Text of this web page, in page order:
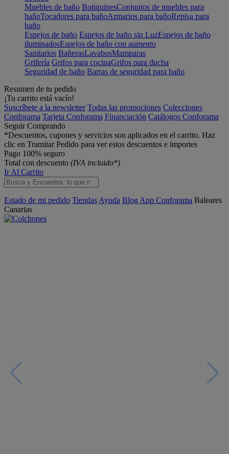
Muebles de baño BotiquinesConjuntos de muebles para
bañoTocadores para bañoArmarios para bañoRepisa para
baño
Espejos de baño Espejos de baño sin LuzEspejos de baño
iluminadosEspejos de baño con aumento
Sanitarios BañerasLavabosMamparas
Grifería Grifos para cocinaGrifos para ducha
Seguridad de baño Barras de seguridad para baño
Resumen de tu pedido
¡Tu carrito está vacío!
Suscríbete a la newsletter Todas las promociones Colecciones
Conforama Tarjeta Conforama Financiación Catálogos Conforama
Seguir Comprando
*Descuentos, cupones y servicios son aplicados en el carrito. Haz
clic en Tramitar Pedido para ver estos descuentos e importes
Pago 100% seguro
Total con descuento (IVA incluido*)
Ir Al Carrito
Estado de mi pedido Tiendas Ayuda Blog App Conforama Baleares
Canarias